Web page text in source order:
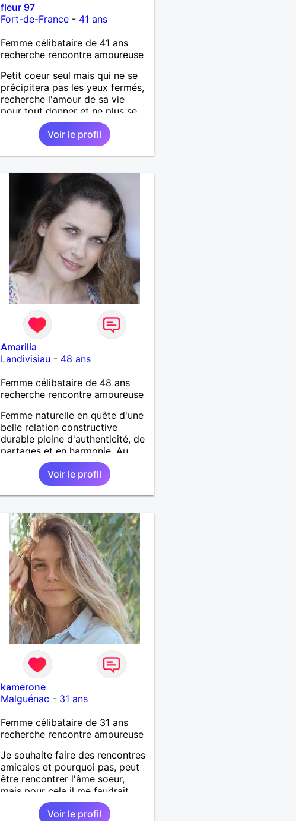
fleur 97
Fort-de-France - 41 ans
Femme célibataire de 41 ans
recherche rencontre amoureuse
Petit coeur seul mais qui ne se
précipitera pas les yeux fermés,
recherche l'amour de sa vie
pour tout donner et ne plus se
Voir le profil
Amarilia
Landivisiau - 48 ans
Femme célibataire de 48 ans
recherche rencontre amoureuse
Femme naturelle en quête d'une
belle relation constructive
durable pleine d'authenticité, de
partages et en harmonie. Au
plaisir d'échanger avec ceux qui
ont des valeurs de coeur et
plein d'envies de partager au
quotidien. Merci de m'écrire, je
dans le respect..
Voir le profil
kamerone
Malguénac - 31 ans
Femme célibataire de 31 ans
recherche rencontre amoureuse
Je souhaite faire des rencontres
amicales et pourquoi pas, peut
être rencontrer l'âme soeur,
mais pour cela il me faudrait
avoir le coup de coeur.
Voir le profil